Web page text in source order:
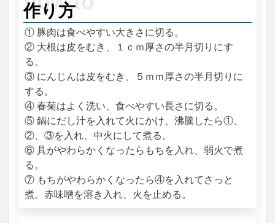
作り方
① 豚肉は食べやすい大きさに切る。
② 大根は皮をむき、１ｃｍ厚さの半月切りにす
る。
③ にんじんは皮をむき、５ｍｍ厚さの半月切りに
する。
④ 春菊はよく洗い、食べやすい長さに切る。
⑤ 鍋にだし汁を入れて火にかけ、沸騰したら①、
②、③を入れ、中火にして煮る。
⑥ 具がやわらかくなったらもちを入れ、弱火で煮
る。
⑦ もちがやわらかくなったら④を入れてさっと
煮、赤味噌を溶き入れ、火を止める。